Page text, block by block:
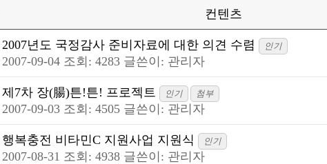
컨텐츠
2007년도 국정감사 준비자료에 대한 의견 수렴 인기
2007-09-04 조회: 4283 글쓴이: 관리자
제7차 장(腸)튼!튼! 프로젝트 인기 첨부
2007-09-03 조회: 4505 글쓴이: 관리자
행복충전 비타민C 지원사업 지원식 인기
2007-08-31 조회: 4938 글쓴이: 관리자